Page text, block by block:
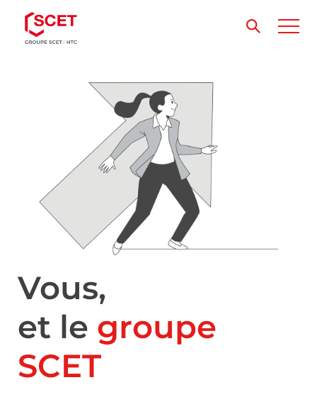
Vous,
et le groupe
SCET